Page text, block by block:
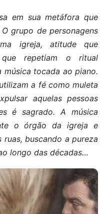
em sua metáfora que
grupo de personagens
igreja, atitude que
repetiam o ritual
música tocada ao piano.
a fé como muleta
aquelas pessoas
é sagrado. A música
o órgão da igreja e
buscando a pureza
longo das décadas…